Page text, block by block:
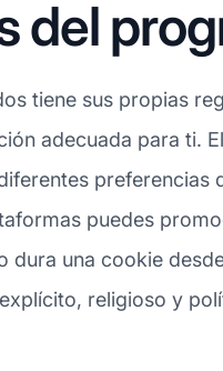
del
tiene sus propias
adecuada para ti.
puedes
dura una cookie
religioso y